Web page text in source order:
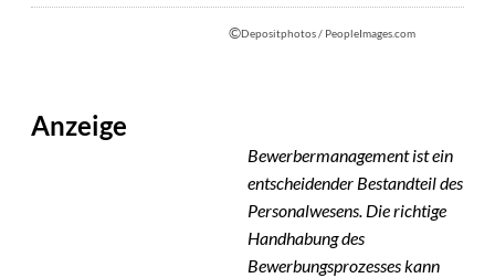
©Depositphotos / PeopleImages.com
Anzeige
Bewerbermanagement ist ein
entscheidender Bestandteil des
Personalwesens. Die richtige
Handhabung des
Bewerbungsprozesses kann